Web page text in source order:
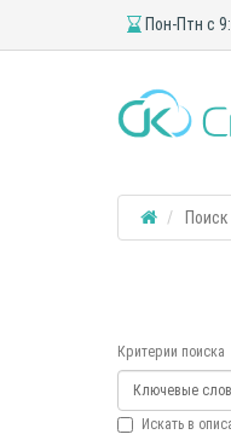
Пон-Птн с
Поиск
Критерии поиска
Искать в